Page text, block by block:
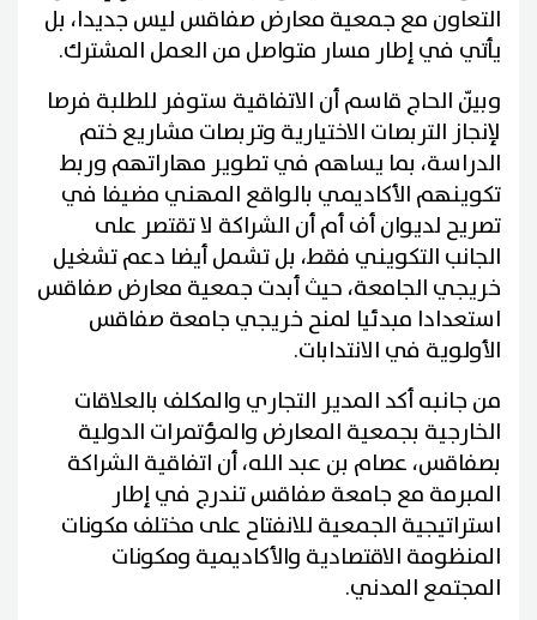
التعاون مع جمعية معارض صفاقس ليس جديدا، بل
يأتي في إطار مسار متواصل من العمل المشترك.
وبيّن الحاج قاسم أن الاتفاقية ستوفر للطلبة فرصا
لإنجاز التربصات الاختيارية وتربصات مشاريع ختم
الدراسة، بما يساهم في تطوير مهاراتهم وربط
تكوينهم الأكاديمي بالواقع المهني مضيفا في
تصريح لديوان أف أم أن الشراكة لا تقتصر على
الجانب التكويني فقط، بل تشمل أيضا دعم تشغيل
خريجي الجامعة، حيث أبدت جمعية معارض صفاقس
استعدادا مبدئيا لمنح خريجي جامعة صفاقس
الأولوية في الانتدابات.
من جانبه أكد المدير التجاري والمكلف بالعلاقات
الخارجية بجمعية المعارض والمؤتمرات الدولية
بصفاقس، عصام بن عبد الله، أن اتفاقية الشراكة
المبرمة مع جامعة صفاقس تندرج في إطار
استراتيجية الجمعية للانفتاح على مختلف مكونات
المنظومة الاقتصادية والأكاديمية ومكونات
المجتمع المدني.